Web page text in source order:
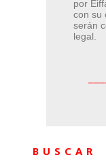
por
con su
serán
legal.
BUSCAR